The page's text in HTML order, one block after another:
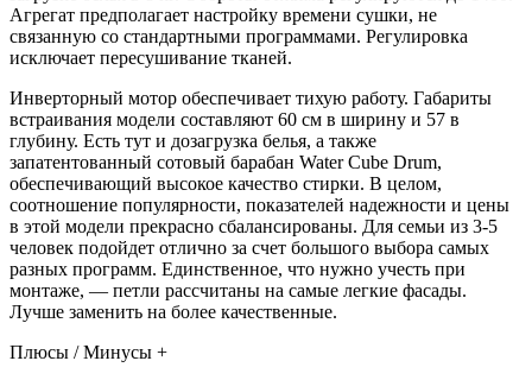
Агрегат предполагает настройку времени сушки, не
связанную со стандартными программами. Регулировка
исключает пересушивание тканей.
Инверторный мотор обеспечивает тихую работу. Габариты
встраивания модели составляют 60 см в ширину и 57 в
глубину. Есть тут и дозагрузка белья, а также
запатентованный сотовый барабан Water Cube Drum,
обеспечивающий высокое качество стирки. В целом,
соотношение популярности, показателей надежности и цены
в этой модели прекрасно сбалансированы. Для семьи из 3-5
человек подойдет отлично за счет большого выбора самых
разных программ. Единственное, что нужно учесть при
монтаже, — петли рассчитаны на самые легкие фасады.
Лучше заменить на более качественные.
Плюсы / Минусы +